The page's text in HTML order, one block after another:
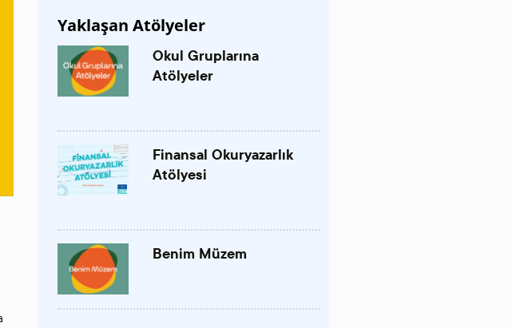
Yaklaşan Atölyeler
Okul Gruplarına
Atölyeler
Finansal Okuryazarlık
Atölyesi
Benim Müzem